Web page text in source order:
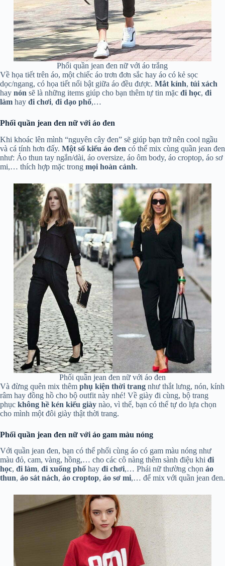
Phối quần jean đen nữ với áo trắng
Về họa tiết trên áo, một chiếc áo trơn đơn sắc hay áo có kẻ sọc
dọc/ngang, có họa tiết nổi bật giữa áo đều được. Mắt kính, túi xách
hay nón sẽ là những items giúp cho bạn thêm tự tin mặc đi học, đi
làm hay đi chơi, đi dạo phố,…
Phối quần jean đen nữ với áo đen
Khi khoác lên mình “nguyên cây đen” sẽ giúp bạn trở nên cool ngầu
và cá tính hơn đấy. Một số kiểu áo đen có thể mix cùng quần jean đen
như: Áo thun tay ngắn/dài, áo oversize, áo ôm body, áo croptop, áo sơ
mi,… thích hợp mặc trong mọi hoàn cảnh.
Phối quần jean đen nữ với áo đen
Và đừng quên mix thêm phụ kiện thời trang như thắt lưng, nón, kính
râm hay đồng hồ cho bộ outfit này nhé! Về giày đi cùng, bộ trang
phục không hề kén kiểu giày nào, vì thế, bạn có thể tự do lựa chọn
cho mình một đôi giày thật thời trang.
Phối quần jean đen nữ với áo gam màu nóng
Với quần jean đen, bạn có thể phối cùng áo có gam màu nóng như
màu đỏ, cam, vàng, hồng,… cho các cô nàng thêm sành điệu khi đi
học, đi làm, đi xuống phố hay đi chơi,… Phái nữ thường chọn áo
thun, áo sát nách, áo croptop, áo sơ mi,… để mix với quần jean đen.